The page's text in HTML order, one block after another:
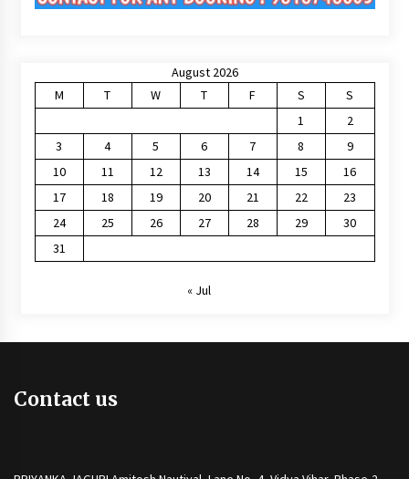
August 2026
M
T W T F S
S
1
2
3
4 5 6 7 8
9
10
11 12 13 14 15
16
17
18 19 20 21 22
23
24
25 26 27 28 29
30
31
« Jul
Contact us